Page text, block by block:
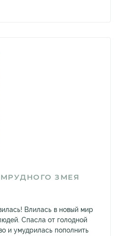
ЗМЕЯ
Влилась в новый мир
Спасла от голодной
и умудрилась пополнить